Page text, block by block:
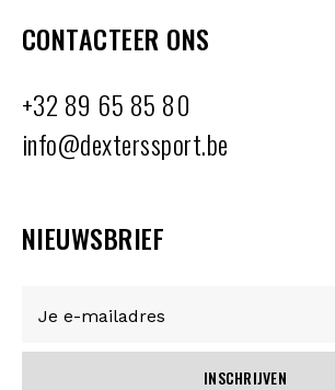
CONTACTEER ONS
+32 89 65 85 80
info@dexterssport.be
NIEUWSBRIEF
INSCHRIJVEN